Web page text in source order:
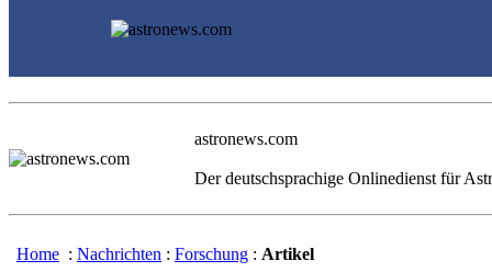
astronews.com
Der deutschsprachige Onlinedienst für
Home : Nachrichten : Forschung : Artikel